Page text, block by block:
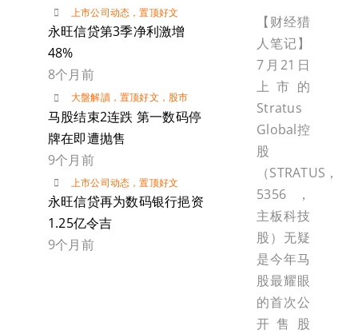
上市公司动态 ，置顶好文
永旺信贷第3季净利激增
48%
8个月前
大盤解讀， 置顶好文 ，股市
马股结束2连跌 第一数码停
牌在即遭抛售
9个月前
上市公司动态 ，置顶好文
永旺信贷再为数码银行挹资
1.25亿令吉
9个月前
【财经猎
人笔记】
7月21日
上市的
Stratus
Global控
股
（STRATUS，
5356，
主板科技
股）无疑
是今年马
股最耀眼
的首次公
开售股